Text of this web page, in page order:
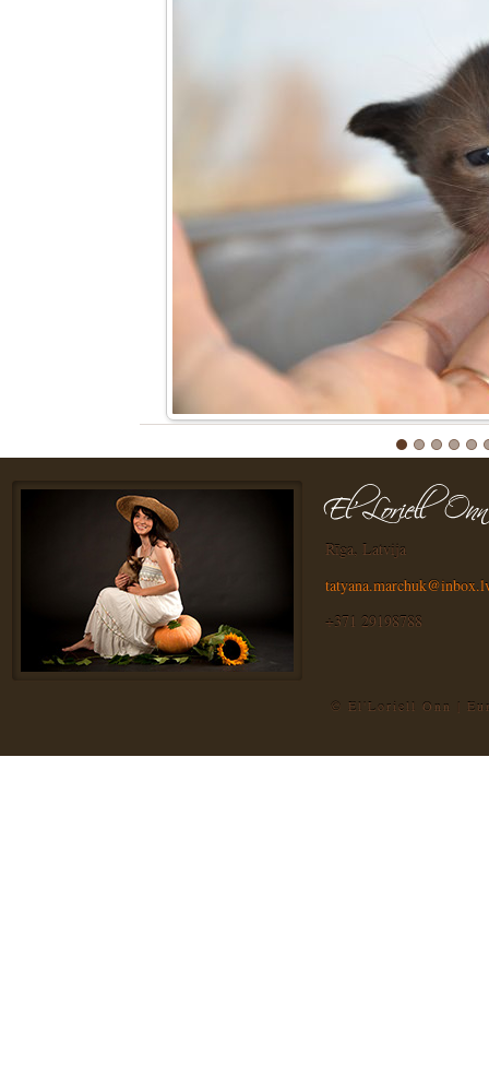
Rīga, Latvija
+371 29198788
© El'Loriell Onn |